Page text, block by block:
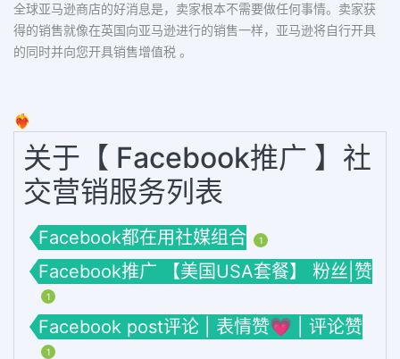
全球亚马逊商店的好消息是，卖家根本不需要做任何事情。卖家获
得的销售就像在英国向亚马逊进行的销售一样，亚马逊将自行开具
的同时并向您开具销售增值税 。
❤️‍🔥
关于【 Facebook推广 】社
交营销服务列表
Facebook都在用社媒组合 1
Facebook推广 【美国USA套餐】 粉丝|赞
1
Facebook post评论 | 表情赞💗 | 评论赞
1